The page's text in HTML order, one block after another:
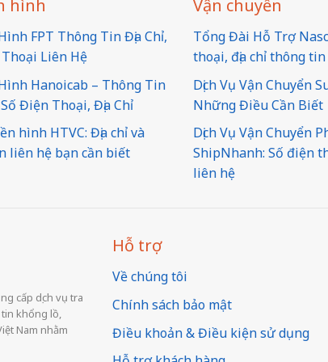
hình
FPT Thông Tin Địa Chỉ,
Liên Hệ
Hanoicab – Thông Tin
Điện Thoại, Địa Chỉ
hình HTVC: Địa chỉ và
liên hệ bạn cần biết
Vận chuyển
Tổng Đài Hỗ Trợ
thoại, địa chỉ thông
Dịch Vụ Vận Chuyển
Những Điều Cần Biết
Dịch Vụ Vận Chuyển
ShipNhanh: Số điện
liên hệ
cấp dịch vụ tra
khổng lồ,
Nam nhằm
Hỗ trợ
Về chúng tôi
Chính sách bảo mật
Điều khoản & Điều kiện sử dụng